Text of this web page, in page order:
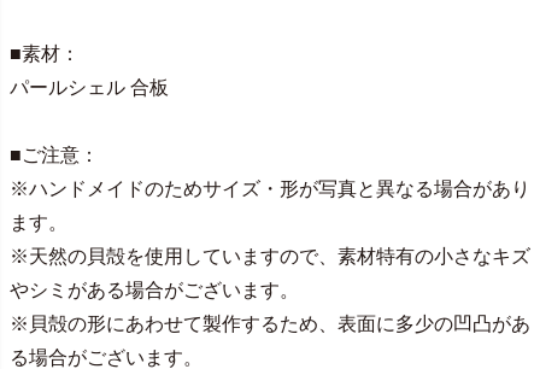
■素材：
パールシェル 合板
■ご注意：
※ハンドメイドのためサイズ・形が写真と異なる場合があり
ます。
※天然の貝殻を使用していますので、素材特有の小さなキズ
やシミがある場合がございます。
※貝殻の形にあわせて製作するため、表面に多少の凹凸があ
る場合がございます。